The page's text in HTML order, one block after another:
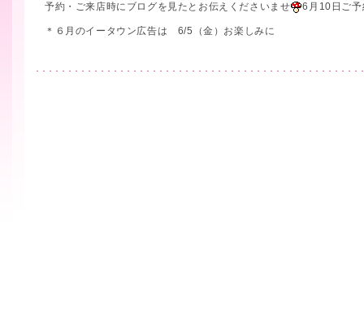
予約・ご来店時にブログを見たとお伝えくださいませ 6月10日ご予
＊６月のイータウン広告は 6/5（金）お楽しみに